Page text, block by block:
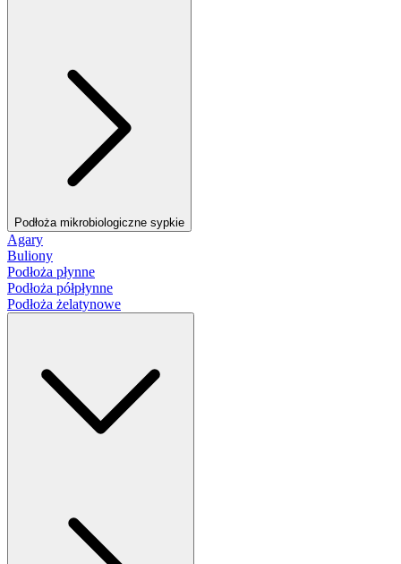
Podłoża mikrobiologiczne sypkie
Agary
Buliony
Podłoża płynne
Podłoża półpłynne
Podłoża żelatynowe